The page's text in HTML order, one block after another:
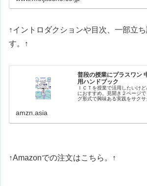
↑イントロダクションや目次、一部立
す。↑
普段の授業にプラスワン
用ハンドブック
ＩＣＴを授業で活用したいけ
におすすめ。見開き２ページ
グ形式で興味ある実践をサクサ
amzn.asia
↑Amazonでの注文はこちら。↑